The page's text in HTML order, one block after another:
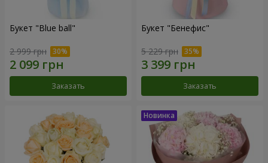
Букет "Blue ball"
2 999 грн
Заказать
Букет "Бенефис"
5 229 грн
Заказать